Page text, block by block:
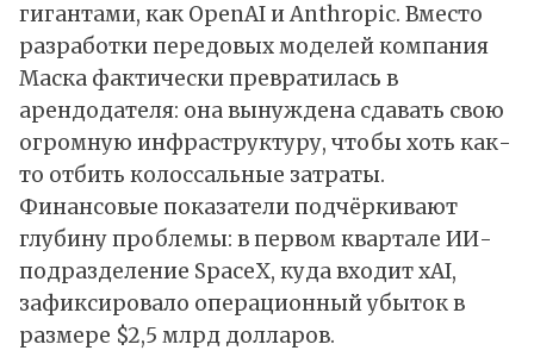
гигантами, как OpenAI и Anthropic. Вместо
разработки передовых моделей компания
Маска фактически превратилась в
арендодателя: она вынуждена сдавать свою
огромную инфраструктуру, чтобы хоть как-
то отбить колоссальные затраты.
Финансовые показатели подчёркивают
глубину проблемы: в первом квартале ИИ-
подразделение SpaceX, куда входит xAI,
зафиксировало операционный убыток в
размере $2,5 млрд долларов.